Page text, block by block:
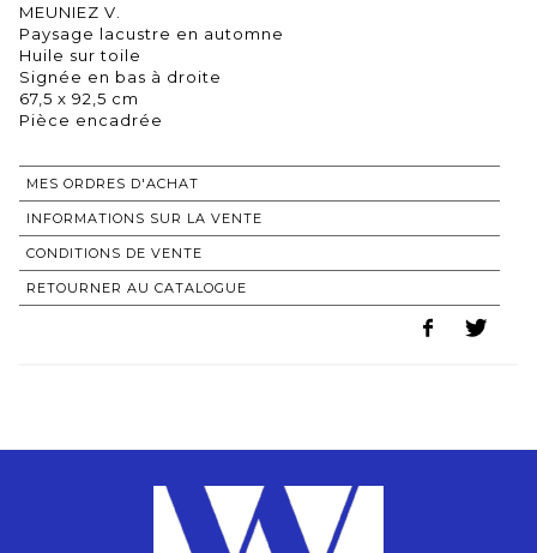
MEUNIEZ V.
Paysage lacustre en automne
Huile sur toile
Signée en bas à droite
67,5 x 92,5 cm
Pièce encadrée
MES ORDRES D'ACHAT
INFORMATIONS SUR LA VENTE
CONDITIONS DE VENTE
RETOURNER AU CATALOGUE